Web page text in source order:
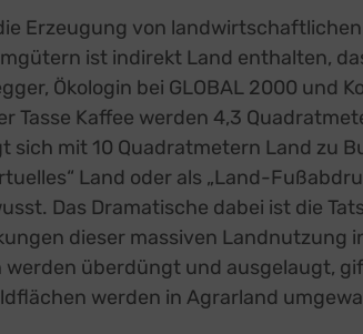
Erzeugung von
ist indirekt Land enthalten,
Ökologin bei GLOBAL 2000 und
Tasse Kaffee werden 4,3
sich mit 10 Quadratmetern Land zu
Land oder als „Land-
Das Dramatische dabei ist die
dieser massiven Landnutzung
werden überdüngt und ausgelaugt,
werden in Agrarland